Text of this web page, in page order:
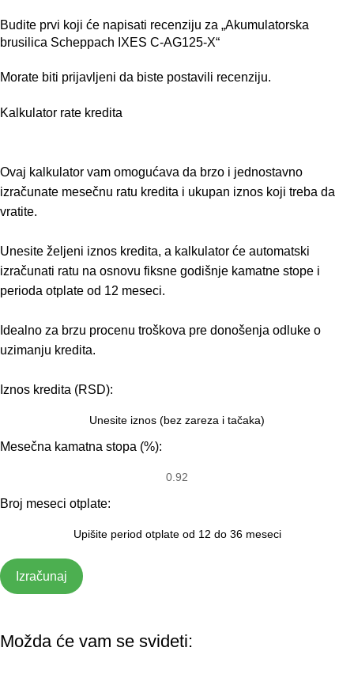
Budite prvi koji će napisati recenziju za „Akumulatorska
brusilica Scheppach IXES C-AG125-X“
Morate biti prijavljeni da biste postavili recenziju.
Kalkulator rate kredita
Ovaj kalkulator vam omogućava da brzo i jednostavno
izračunate mesečnu ratu kredita i ukupan iznos koji treba da
vratite.
Unesite željeni iznos kredita, a kalkulator će automatski
izračunati ratu na osnovu fiksne godišnje kamatne stope i
perioda otplate od 12 meseci.
Idealno za brzu procenu troškova pre donošenja odluke o
uzimanju kredita.
Iznos kredita (RSD):
Mesečna kamatna stopa (%):
Broj meseci otplate:
Izračunaj
Možda će vam se svideti: